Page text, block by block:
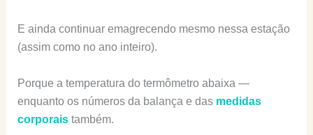
E ainda continuar emagrecendo mesmo nessa estação
(assim como no ano inteiro).
Porque a temperatura do termômetro abaixa —
enquanto os números da balança e das medidas
corporaistambém.